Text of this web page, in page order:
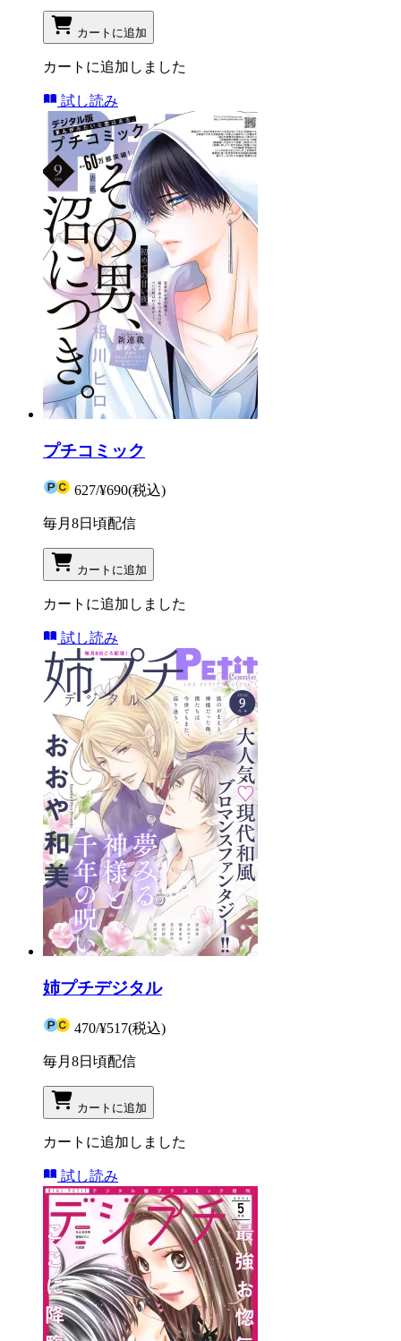
カートに追加
カートに追加しました
試し読み
プチコミック
627/¥690(税込)
毎月8日頃配信
カートに追加
カートに追加しました
試し読み
姉プチデジタル
470/¥517(税込)
毎月8日頃配信
カートに追加
カートに追加しました
試し読み